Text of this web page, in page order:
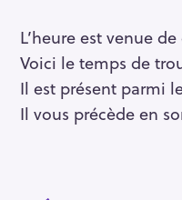
L’heure est venue
Voici le temps de
Il est présent parmi
Il vous précède en